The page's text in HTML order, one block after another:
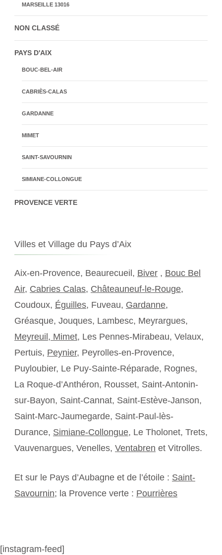
MARSEILLE 13016
NON CLASSÉ
PAYS D'AIX
BOUC-BEL-AIR
CABRIÈS-CALAS
GARDANNE
MIMET
SAINT-SAVOURNIN
SIMIANE-COLLONGUE
PROVENCE VERTE
Villes et Village du Pays d’Aix
Aix-en-Provence, Beaurecueil, Biver , Bouc Bel
Air, Cabries Calas, Châteauneuf-le-Rouge,
Coudoux, Éguilles, Fuveau, Gardanne,
Gréasque, Jouques, Lambesc, Meyrargues,
Meyreuil, Mimet, Les Pennes-Mirabeau, Velaux,
Pertuis, Peynier, Peyrolles-en-Provence,
Puyloubier, Le Puy-Sainte-Réparade, Rognes,
La Roque-d’Anthéron, Rousset, Saint-Antonin-
sur-Bayon, Saint-Cannat, Saint-Estève-Janson,
Saint-Marc-Jaumegarde, Saint-Paul-lès-
Durance, Simiane-Collongue, Le Tholonet, Trets,
Vauvenargues, Venelles, Ventabren et Vitrolles.
Et sur le Pays d’Aubagne et de l’étoile : Saint-
Savournin; la Provence verte : Pourrières
[instagram-feed]